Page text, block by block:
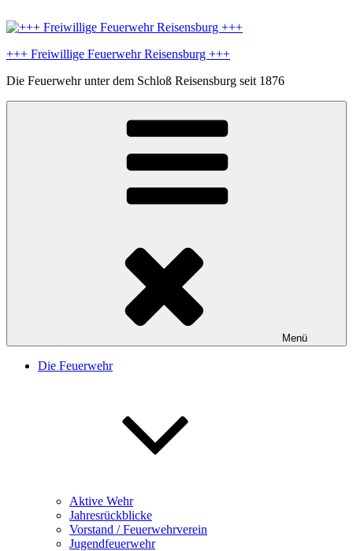
Inhalt
+++ Freiwillige Feuerwehr Reisensburg +++
Die Feuerwehr unter dem Schloß Reisensburg seit 1876
Menü
Die Feuerwehr
Aktive Wehr
Jahresrückblicke
Vorstand / Feuerwehrverein
Jugendfeuerwehr